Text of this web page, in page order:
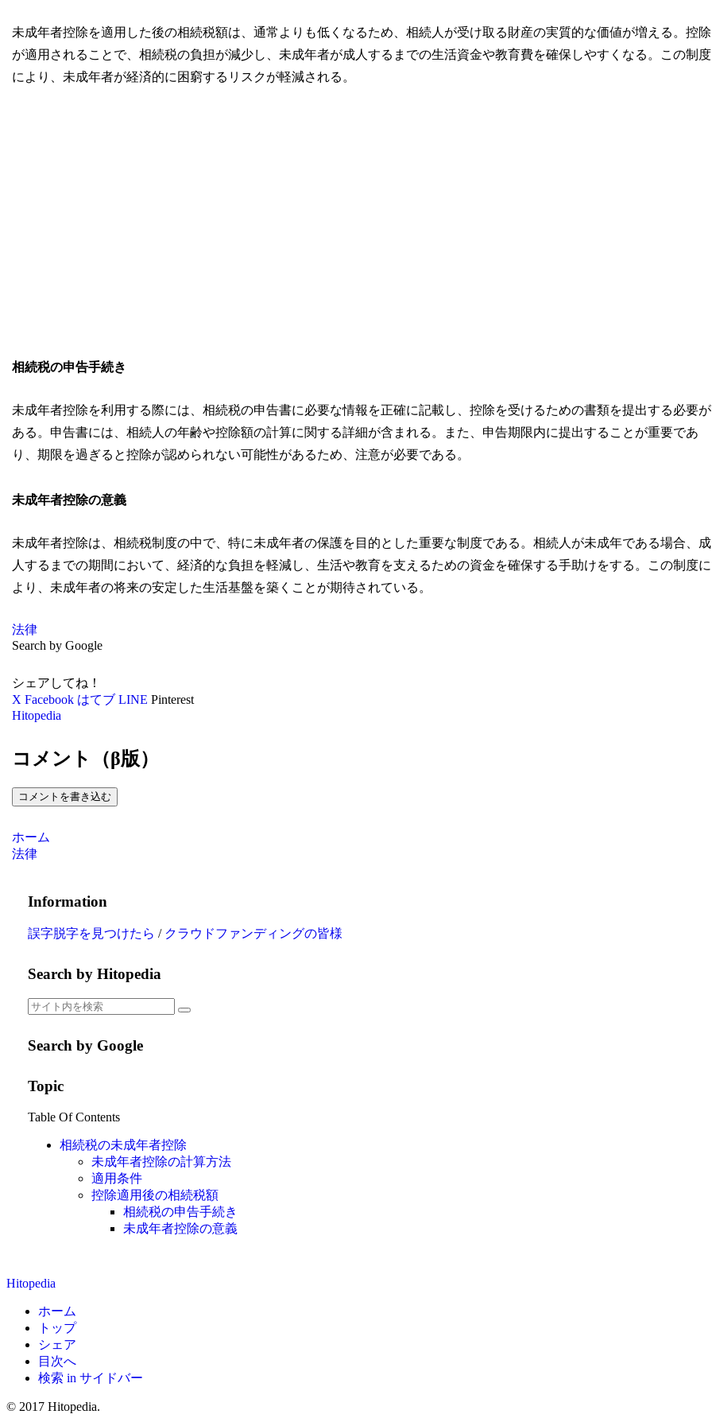
未成年者控除を適用した後の相続税額は、通常よりも低くなるため、相続人が受け取る財産の実質的な価値が増える。控除
が適用されることで、相続税の負担が減少し、未成年者が成人するまでの生活資金や教育費を確保しやすくなる。この制度
により、未成年者が経済的に困窮するリスクが軽減される。
相続税の申告手続き
未成年者控除を利用する際には、相続税の申告書に必要な情報を正確に記載し、控除を受けるための書類を提出する必要が
ある。申告書には、相続人の年齢や控除額の計算に関する詳細が含まれる。また、申告期限内に提出することが重要であ
り、期限を過ぎると控除が認められない可能性があるため、注意が必要である。
未成年者控除の意義
未成年者控除は、相続税制度の中で、特に未成年者の保護を目的とした重要な制度である。相続人が未成年である場合、成
人するまでの期間において、経済的な負担を軽減し、生活や教育を支えるための資金を確保する手助けをする。この制度に
より、未成年者の将来の安定した生活基盤を築くことが期待されている。
法律
Search by Google
シェアしてね！
X Facebook はてブ LINE Pinterest
Hitopedia
コメント（β版）
コメントを書き込む
ホーム
法律
Information
誤字脱字を見つけたら / クラウドファンディングの皆様
Search by Hitopedia
Search by Google
Topic
Table Of Contents
相続税の未成年者控除
未成年者控除の計算方法
適用条件
控除適用後の相続税額
相続税の申告手続き
未成年者控除の意義
Hitopedia
ホーム
トップ
シェア
目次へ
検索 in サイドバー
© 2017 Hitopedia.